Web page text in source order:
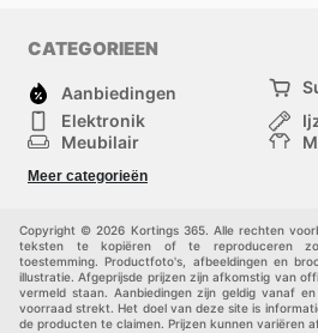
CATEGORIEEN
Aanbiedingen
Elektronik
Meubilair
Schoonheid
Meer categorieën
Copyright © 2026 Kortings 365. Alle rechten
teksten te kopiëren of te reproduceren
toestemming. Productfoto's, afbeeldingen en
illustratie. Afgeprijsde prijzen zijn afkomstig van
vermeld staan. Aanbiedingen zijn geldig vanaf
voorraad strekt. Het doel van deze site is
de producten te claimen. Prijzen kunnen variëren